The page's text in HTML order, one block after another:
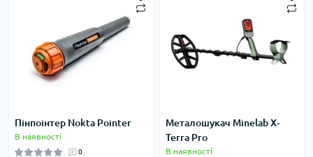
Пінпоінтер Nokta Pointer
В наявності
0
Металошукач Minelab X-
Terra Pro
В наявності